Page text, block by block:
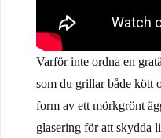
Varför inte ordna en
som du grillar både kött
form av ett mörkgrönt
glasering för att skydda